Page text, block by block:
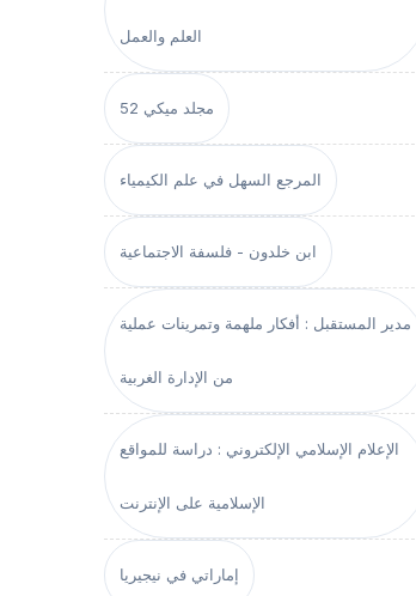
العلم والعمل
مجلد ميكي 52
المرجع السهل في علم الكيمياء
ابن خلدون - فلسفة الاجتماعية
مدير المستقبل : أفكار ملهمة وتمرينات عملية
من الإدارة الغربية
الإعلام الإسلامي الإلكتروني : دراسة للمواقع
الإسلامية على الإنترنت
إماراتي في نيجيريا